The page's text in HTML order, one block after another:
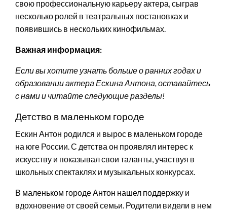
свою профессиональную карьеру актера, сыграв
несколько ролей в театральных постановках и
появившись в нескольких кинофильмах.
Важная информация:
Если вы хотите узнать больше о ранних годах и
образовании актера Ескина Антона, оставайтесь
с нами и читайте следующие разделы!
Детство в маленьком городе
Ескин Антон родился и вырос в маленьком городе
на юге России. С детства он проявлял интерес к
искусству и показывал свои таланты, участвуя в
школьных спектаклях и музыкальных конкурсах.
В маленьком городе Антон нашел поддержку и
вдохновение от своей семьи. Родители видели в нем